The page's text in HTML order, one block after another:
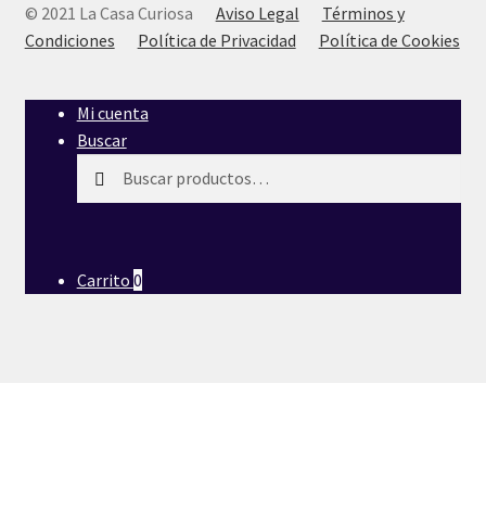
© 2021 La Casa Curiosa Aviso Legal
Términos y
Condiciones
Política de Privacidad Política de Cookies
Mi cuenta
Buscar
Carrito 0